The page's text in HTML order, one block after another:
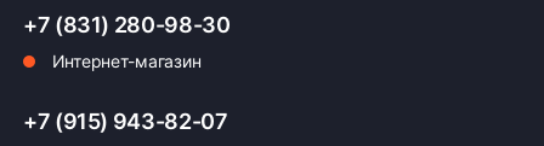
Оплата заказа
Возможна картой, наличными при получении,
+7 (831) 280-98-30
Интернет-магазин
+7 (915) 943-82-07